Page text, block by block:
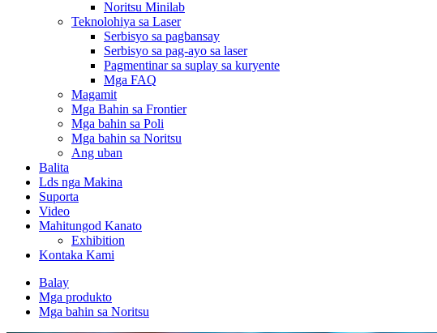
Noritsu Minilab
Teknolohiya sa Laser
Serbisyo sa pagbansay
Serbisyo sa pag-ayo sa laser
Pagmentinar sa suplay sa kuryente
Mga FAQ
Magamit
Mga Bahin sa Frontier
Mga bahin sa Poli
Mga bahin sa Noritsu
Ang uban
Balita
Lds nga Makina
Suporta
Video
Mahitungod Kanato
Exhibition
Kontaka Kami
Balay
Mga produkto
Mga bahin sa Noritsu